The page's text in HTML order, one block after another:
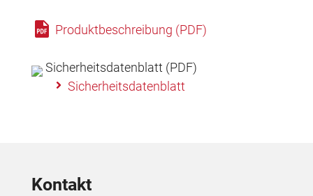
Produktbeschreibung (PDF)
Sicherheitsdatenblatt (PDF)
Sicherheitsdatenblatt
Kontakt